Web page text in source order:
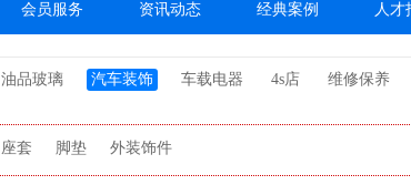
会员服务 资讯动态 经典案例 人才
油品玻璃 汽车装饰 车载电器 4s店 维修保养
座套 脚垫 外装饰件